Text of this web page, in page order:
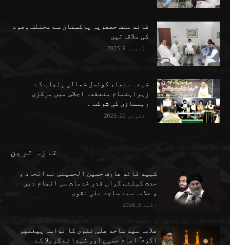
قائد ملت جعفریہ پاکستان سے مختلف وفود
کی ملاقاتیں
اکتوبر 8, 2025
شیعہ علماء کونسل شمالی پنجاب کے
زیراہتمام منعقدہ اجلاسِ میں مرکزی
رہنماؤں کی شرکت ۔
اکتوبر 20, 2025
تازہ ترین
شہید قائد عارف حسین الحسینی نے اتحاد و
حدت کیلئے گراں قدر خدمات سر انجام دیں
، علامہ سید ساجد علی نقوی
اگست 5, 2026
علامہ سید ساجد علی نقوی کا نواسہ پیغمبر
اکرم ۖ امام حسین اور شہدائے کربلا کے